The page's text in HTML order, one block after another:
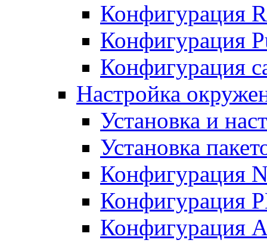
Конфигурация
Конфигурация
Конфигурация
Настройка
Установка и
Установка
Конфигурация
Конфигурация
Конфигурация